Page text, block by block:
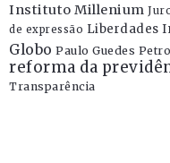
Instituto Millenium
de expressão Liberdades
Globo Paulo Guedes
reforma da
Transparência